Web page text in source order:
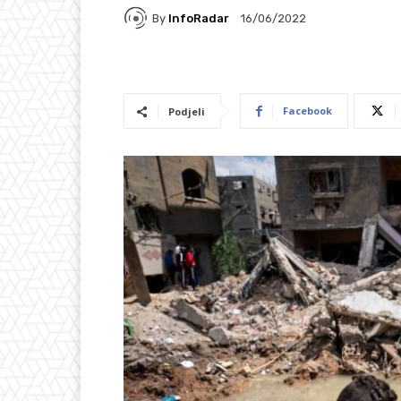
By InfoRadar 16/06/2022
Podjeli Facebook